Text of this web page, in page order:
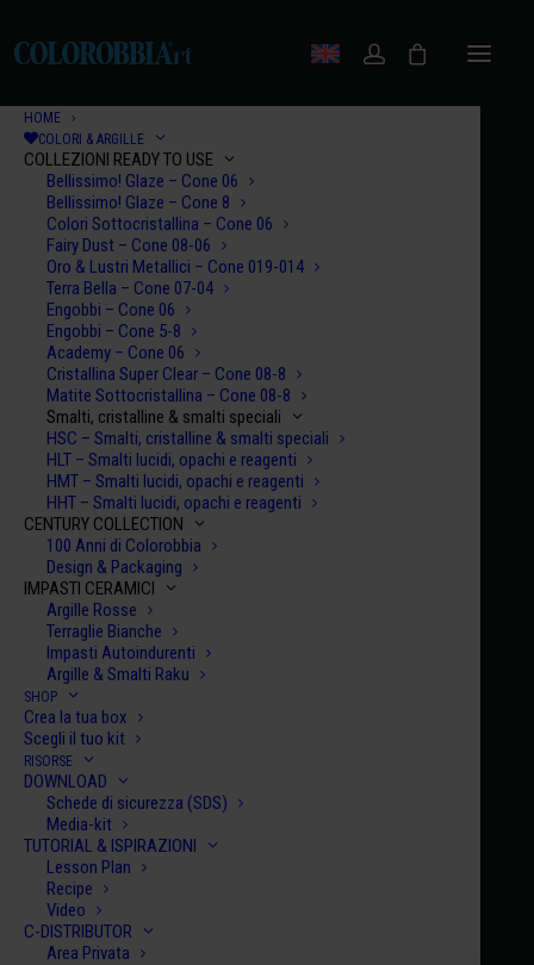
HOME
COLORI & ARGILLE
COLLEZIONI READY TO USE
Bellissimo! Glaze – Cone 06
Bellissimo! Glaze – Cone 8
Colori Sottocristallina – Cone 06
Fairy Dust – Cone 08-06
Oro & Lustri Metallici – Cone 019-014
Terra Bella – Cone 07-04
Engobbi – Cone 06
Engobbi – Cone 5-8
Academy – Cone 06
Cristallina Super Clear – Cone 08-8
Matite Sottocristallina – Cone 08-8
Smalti, cristalline & smalti speciali
HSC – Smalti, cristalline & smalti speciali
HLT – Smalti lucidi, opachi e reagenti
HMT – Smalti lucidi, opachi e reagenti
HHT – Smalti lucidi, opachi e reagenti
CENTURY COLLECTION
100 Anni di Colorobbia
Design & Packaging
IMPASTI CERAMICI
Argille Rosse
Terraglie Bianche
Impasti Autoindurenti
Argille & Smalti Raku
SHOP
Crea la tua box
Scegli il tuo kit
RISORSE
DOWNLOAD
Schede di sicurezza (SDS)
Media-kit
TUTORIAL & ISPIRAZIONI
Lesson Plan
Recipe
Video
C-DISTRIBUTOR
Area Privata